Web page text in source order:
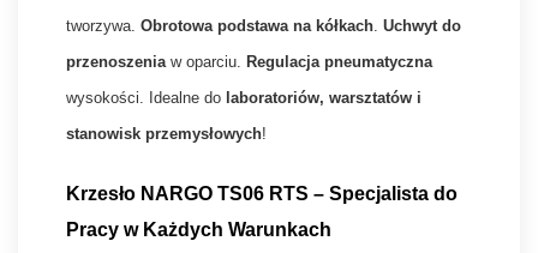
tworzywa. Obrotowa podstawa na kółkach Uchwyt do
przenoszenia w oparciu. Regulacja pneumatyczna
wysokości. Idealne do laboratoriów, warsztatów i
stanowisk przemysłowych!
Krzesło NARGO TS06 RTS – Specjalista do
Pracy w Każdych Warunkach